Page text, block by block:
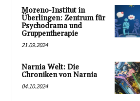
Moreno-Institut in
Überlingen: Zentrum für
Psychodrama und
Gruppentherapie
21.09.2024
Narnia Welt: Die
Chroniken von Narnia
04.10.2024